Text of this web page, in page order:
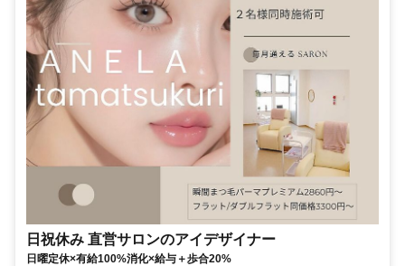
日祝休み 直営サロンのアイデザイナー
日曜定休×有給100%消化×給与＋歩合20%